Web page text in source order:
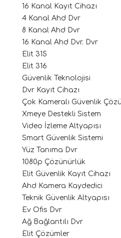
16 Kanal Kayıt Cihazı
4 Kanal Ahd Dvr
8 Kanal Ahd Dvr
16 Kanal Ahd Dvr. Dvr
Elit 315
Elit 316
Güvenlik Teknolojisi
Dvr Kayıt Cihazı
Çok Kameralı Güvenlik
Xmeye Destekli Sistem
Video İzleme Altyapısı
Smart Güvenlik Sistemi
Yüz Tanıma Dvr
1080p Çözünürlük
Elit Güvenlik Kayıt Cihazı
Ahd Kamera Kaydedici
Teknik Güvenlik Altyapısı
Ev Ofis Dvr
Ağ Bağlantılı Dvr
Elit Çözümler